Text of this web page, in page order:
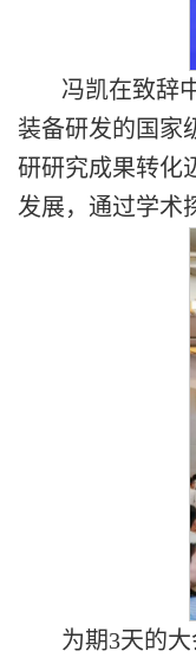
冯凯在致辞
装备研发的国家
研研究成果转化
发展，通过学术
为期3天的